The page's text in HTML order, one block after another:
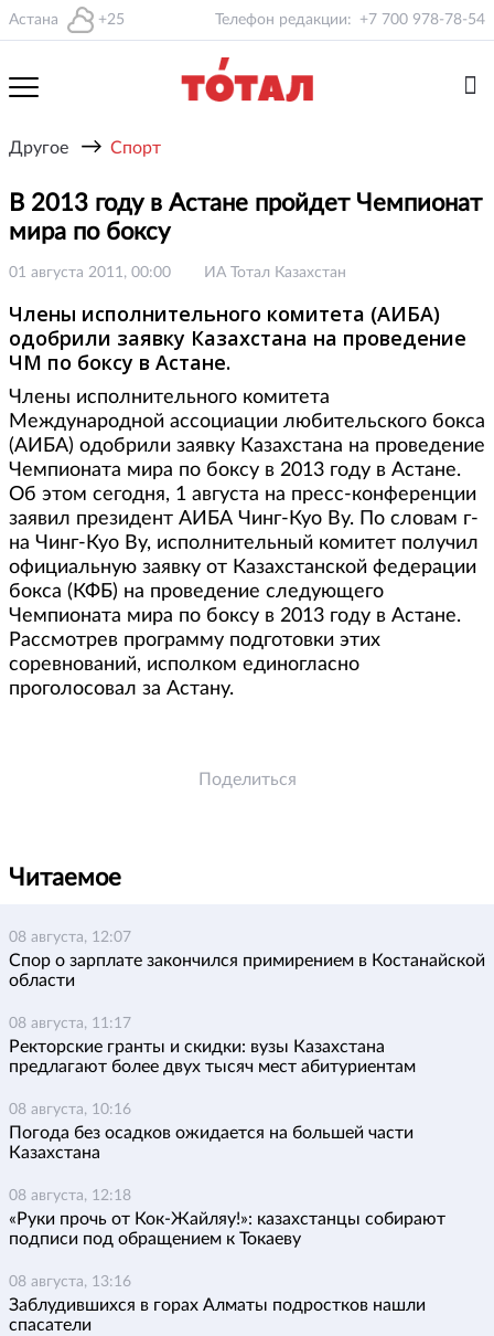
Астана +25 Телефон редакции: +7 700 978-78-54
Другое → Спорт
В 2013 году в Астане пройдет Чемпионат
мира по боксу
01 августа 2011, 00:00 ИА Тотал Казахстан
Члены исполнительного комитета (АИБА)
одобрили заявку Казахстана на проведение
ЧМ по боксу в Астане.
Члены исполнительного комитета
Международной ассоциации любительского бокса
(АИБА) одобрили заявку Казахстана на проведение
Чемпионата мира по боксу в 2013 году в Астане.
Об этом сегодня, 1 августа на пресс-конференции
заявил президент АИБА Чинг-Куо Ву. По словам г-
на Чинг-Куо Ву, исполнительный комитет получил
официальную заявку от Казахстанской федерации
бокса (КФБ) на проведение следующего
Чемпионата мира по боксу в 2013 году в Астане.
Рассмотрев программу подготовки этих
соревнований, исполком единогласно
проголосовал за Астану.
Поделиться
Читаемое
08 августа, 12:07
Спор о зарплате закончился примирением в Костанайской
области
08 августа, 11:17
Ректорские гранты и скидки: вузы Казахстана
предлагают более двух тысяч мест абитуриентам
08 августа, 10:16
Погода без осадков ожидается на большей части
Казахстана
08 августа, 12:18
«Руки прочь от Кок-Жайляу!»: казахстанцы собирают
подписи под обращением к Токаеву
08 августа, 13:16
Заблудившихся в горах Алматы подростков нашли
спасатели